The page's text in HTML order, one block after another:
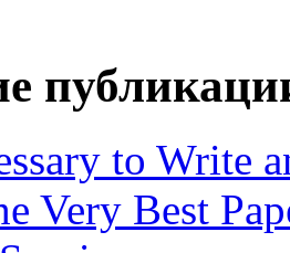
to Write
Very Best